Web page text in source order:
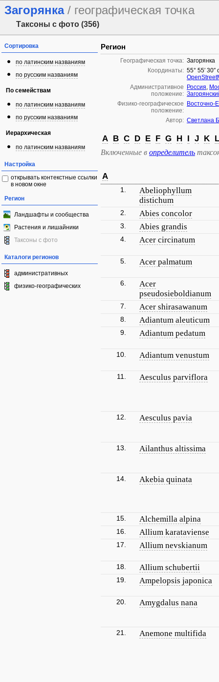
Загорянка / географическая точка
Таксоны с фото (356)
Сортировка
по латинским названиям
по русским названиям
По семействам
по латинским названиям
по русским названиям
Иерархическая
по латинским названиям
Настройка
открывать контекстные ссылки
в новом окне
Регион
Ландшафты и сообщества
Растения и лишайники
Таксоны с фото
Каталоги регионов
административных
физико-географических
Регион
Географическая точка: Загорянка
Координаты: 55° 55′
Административное
положение:
Россия,
Физико-географическое
положение:
Восточно-
Автор: Светлана
A B C D E F G H I J K L
Включенные в определитель
A
1.
Abeliophyllum
distichum
2. Abies concolor
3. Abies grandis
4. Acer circinatum
5. Acer palmatum
6.
Acer
pseudosieboldianum
7. Acer shirasawanum
8. Adiantum aleuticum
9. Adiantum pedatum
10. Adiantum venustum
11. Aesculus parviflora
12. Aesculus pavia
13. Ailanthus altissima
14. Akebia quinata
15. Alchemilla alpina
16. Allium karataviense
17. Allium nevskianum
18. Allium schubertii
19. Ampelopsis japonica
20. Amygdalus nana
21. Anemone multifida